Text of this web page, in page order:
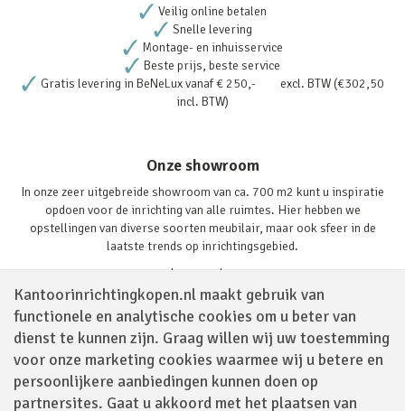
Kantoorinrichtingkopen.nl maakt gebruik van
functionele en analytische cookies om u beter van
dienst te kunnen zijn. Graag willen wij uw toestemming
voor onze marketing cookies waarmee wij u betere en
persoonlijkere aanbiedingen kunnen doen op
partnersites. Gaat u akkoord met het plaatsen van
Veilig online betalen
Snelle levering
Montage- en inhuisservice
Beste prijs, beste service
Gratis levering in BeNeLux vanaf € 250,- excl. BTW (€302,50
incl. BTW)
Onze showroom
In onze zeer uitgebreide showroom van ca. 700 m2 kunt u inspiratie
opdoen voor de inrichting van alle ruimtes. Hier hebben we
opstellingen van diverse soorten meubilair, maar ook sfeer in de
laatste trends op inrichtingsgebied.
Lees verder